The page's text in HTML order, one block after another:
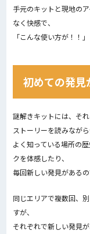
手元のキットと現地の
なく快感で、
「こんな使い方が！！
初めての発見
謎解きキットには、そ
ストーリーを読みなが
よく知っている場所の
クを体感したり、
毎回新しい発見がある
同じエリアで複数回、
すが、
それぞれで新しい発見